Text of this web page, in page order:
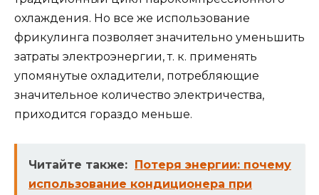
охлаждения. Но все же использование
фрикулинга позволяет значительно уменьшить
затраты электроэнергии, т. к. применять
упомянутые охладители, потребляющие
значительное количество электричества,
приходится гораздо меньше.
Читайте также: Потеря энергии: почему
использование кондиционера при